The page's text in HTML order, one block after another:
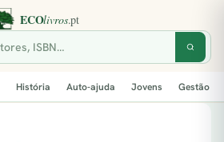
História Auto-ajuda Jovens Gestão